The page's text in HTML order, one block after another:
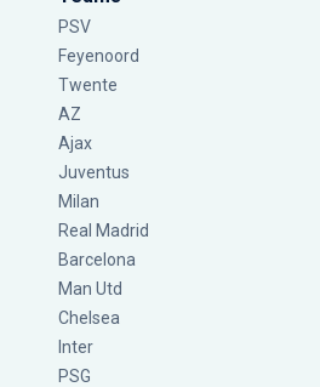
PSV
Feyenoord
Twente
AZ
Ajax
Juventus
Milan
Real Madrid
Barcelona
Man Utd
Chelsea
Inter
PSG